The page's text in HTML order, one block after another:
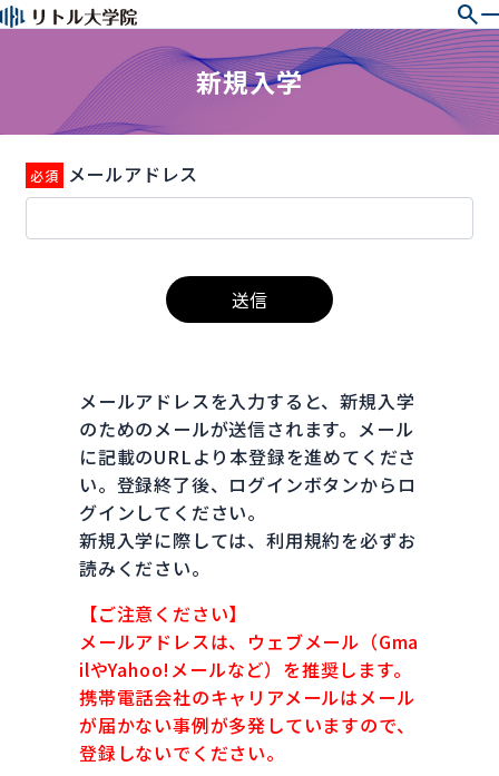
search
新規入学
メールアドレス
送信
メールアドレスを入力すると、新規入学
のためのメールが送信されます。メール
に記載のURLより本登録を進めてくださ
い。登録終了後、ログインボタンからロ
グインしてください。
新規入学に際しては、利用規約を必ずお
読みください。
【ご注意ください】
メールアドレスは、ウェブメール（Gma
ilやYahoo!メールなど）を推奨します。
携帯電話会社のキャリアメールはメール
が届かない事例が多発していますので、
登録しないでください。